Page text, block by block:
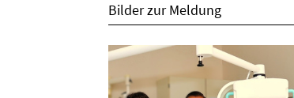
Bilder zur Meldung